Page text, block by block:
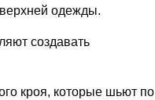
одежды.
создавать
кроя, которые шьют по